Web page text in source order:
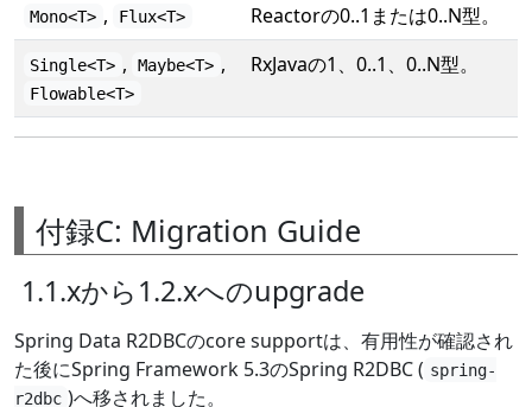
Mono<T> , Flux<T> Reactorの0..1または0..N型。
Single<T> , Maybe<T> ,
Flowable<T>
RxJavaの1、0..1、0..N型。
付録C: Migration Guide
1.1.xから1.2.xへのupgrade
Spring Data R2DBCのcore supportは、有用性が確認され
た後にSpring Framework 5.3のSpring R2DBC ( spring-
r2dbc )へ移されました。